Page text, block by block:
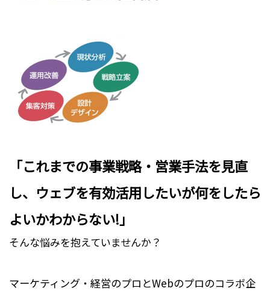
「これまでの事業戦略・営業手法を見直
し、ウェブを有効活用したいが何をしたら
よいかわからない!」
そんな悩みを抱えていませんか？
マーケティング・経営のプロとWebのプロのコラボ企